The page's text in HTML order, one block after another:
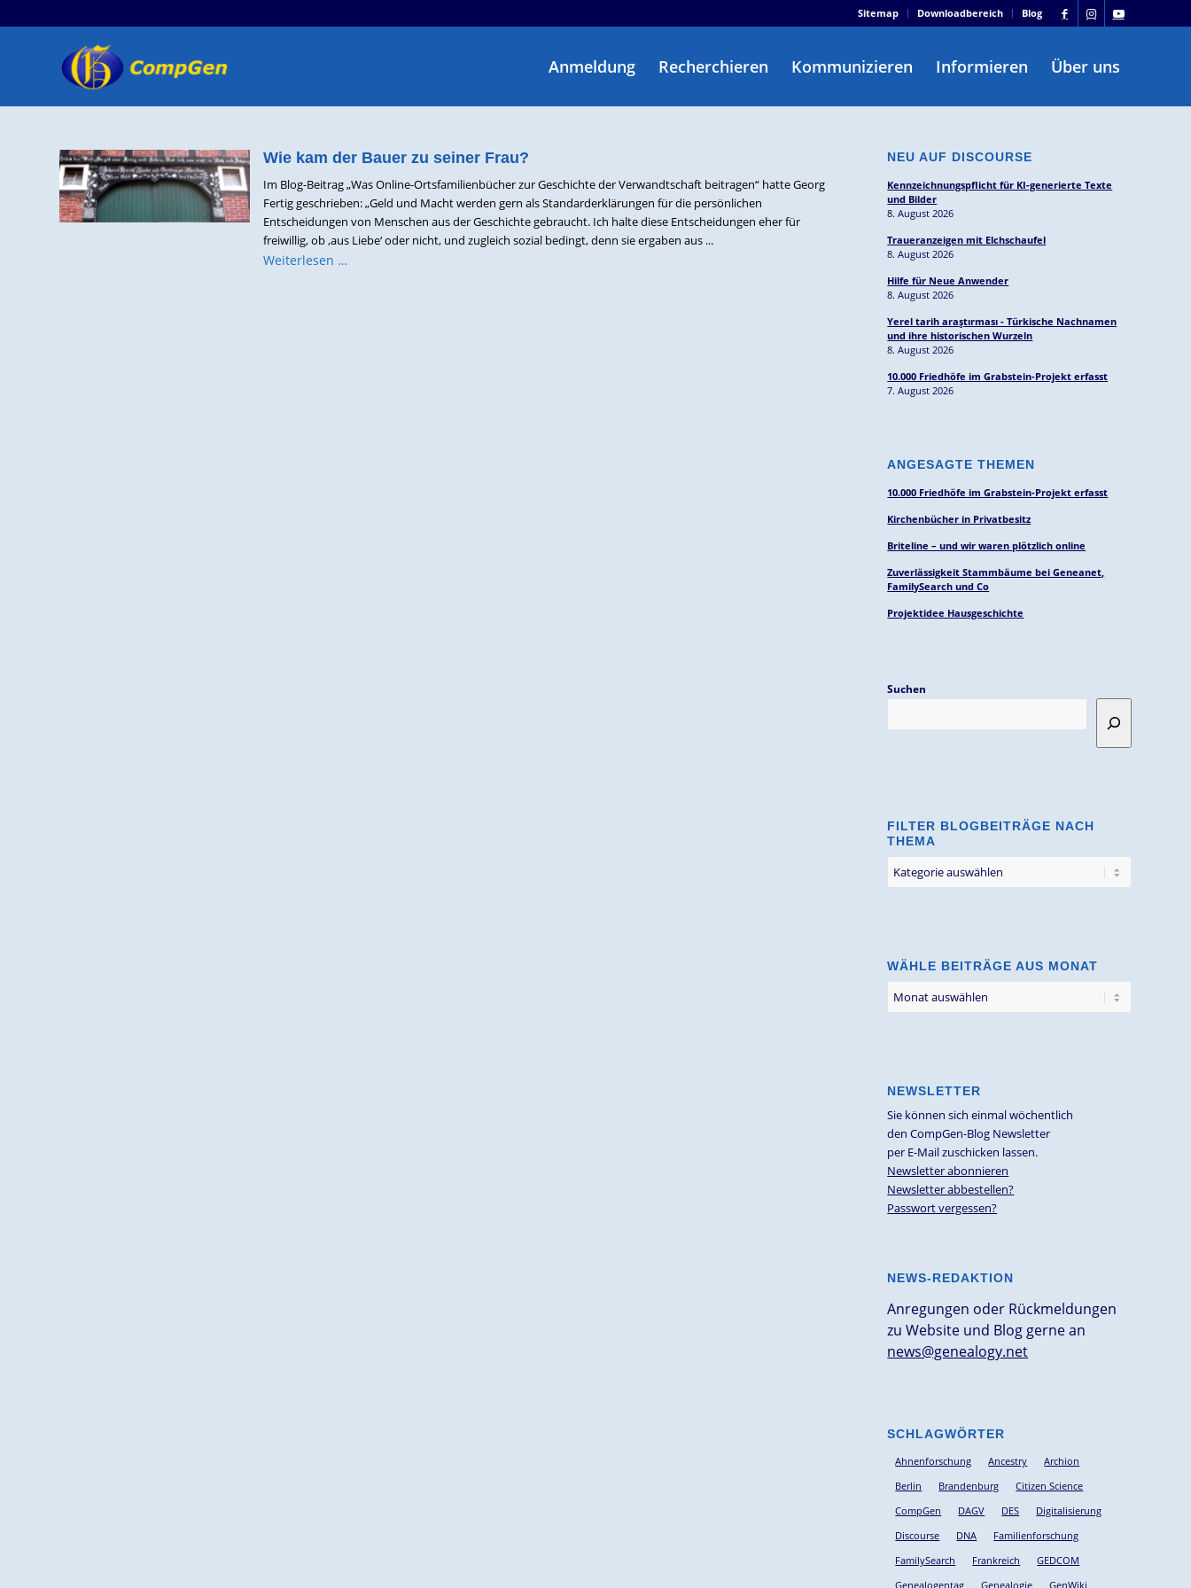
Sitemap Downloadbereich Blog
Anmeldung Recherchieren Kommunizieren Informieren Über uns
Wie kam der Bauer zu seiner Frau?
Im Blog-Beitrag „Was Online-Ortsfamilienbücher zur Geschichte der Verwandtschaft beitragen“ hatte Georg
Fertig geschrieben: „Geld und Macht werden gern als Standarderklärungen für die persönlichen
Entscheidungen von Menschen aus der Geschichte gebraucht. Ich halte diese Entscheidungen eher für
freiwillig, ob ‚aus Liebe‘ oder nicht, und zugleich sozial bedingt, denn sie ergaben aus ...
Weiterlesen …
NEU AUF DISCOURSE
Kennzeichnungspflicht für KI-generierte Texte
und Bilder
8. August 2026
Traueranzeigen mit Elchschaufel
8. August 2026
Hilfe für Neue Anwender
8. August 2026
Yerel tarih araştırması - Türkische Nachnamen
und ihre historischen Wurzeln
8. August 2026
10.000 Friedhöfe im Grabstein-Projekt erfasst
7. August 2026
ANGESAGTE THEMEN
10.000 Friedhöfe im Grabstein-Projekt erfasst
Kirchenbücher in Privatbesitz
Briteline – und wir waren plötzlich online
Zuverlässigkeit Stammbäume bei Geneanet,
FamilySearch und Co
Projektidee Hausgeschichte
Suchen
FILTER BLOGBEITRÄGE NACH
THEMA
Blogbeiträge
WÄHLE BEITRÄGE AUS MONAT
NEWSLETTER
Sie können sich einmal wöchentlich
den CompGen-Blog Newsletter
per E-Mail zuschicken lassen.
Newsletter abonnieren
Newsletter abbestellen?
Passwort vergessen?
NEWS-REDAKTION
Anregungen oder Rückmeldungen
zu Website und Blog gerne an
news@genealogy.net
SCHLAGWÖRTER
Ahnenforschung Ancestry
Archion
Berlin
Brandenburg
Citizen Science
CompGen
DAGV DES
Digitalisierung
Discourse
DNA
Familienforschung
FamilySearch
Frankreich
GEDCOM
Genealogentag
Genealogie
GenWiki